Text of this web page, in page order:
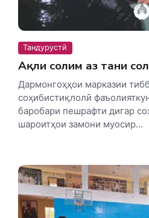
Тандурустӣ
Ақли солим аз тани
Дармонгоҳҳои марказии
соҳибистиқлолӣ
баробари пешрафти дигар
шароитҳои замони муосир...